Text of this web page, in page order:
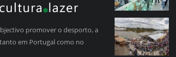
promover o desporto, a
em Portugal como no